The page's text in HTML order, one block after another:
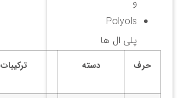
Polyols
پلی ال ها
حرف دسته ترکیبات